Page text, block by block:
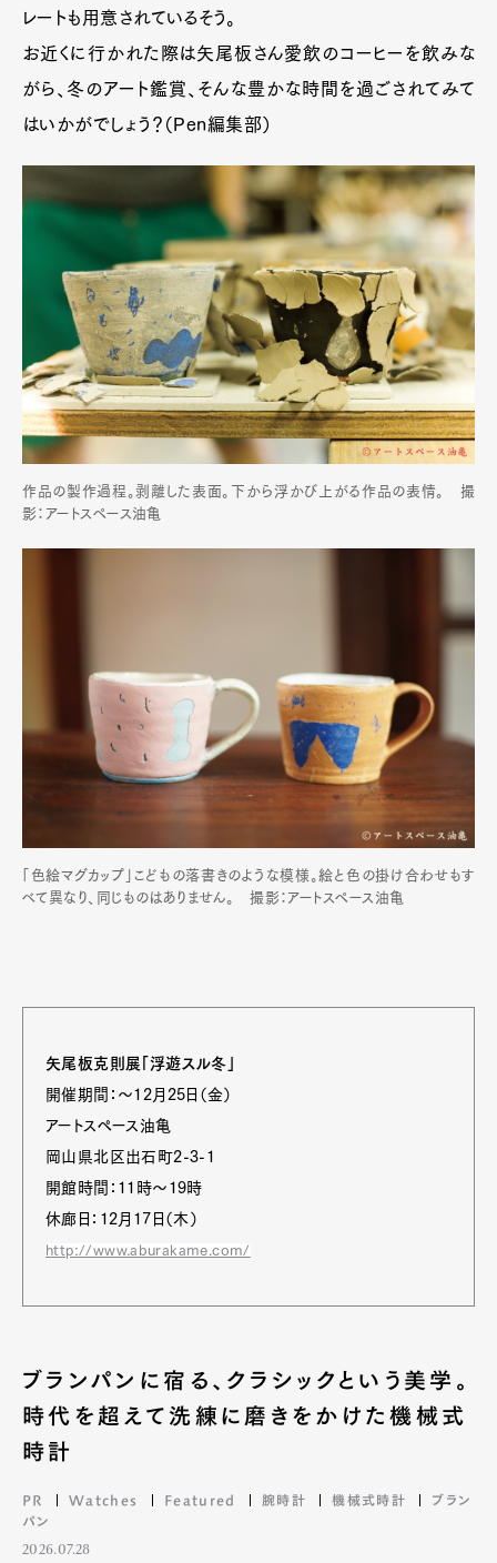
レートも用意されているそう。
お近くに行かれた際は矢尾板さん愛飲のコーヒーを飲みな
がら、冬のアート鑑賞、そんな豊かな時間を過ごされてみて
はいかがでしょう？（Pen編集部）
作品の製作過程。剥離した表面。下から浮かび上がる作品の表情。 撮
影：アートスペース油亀
「色絵マグカップ」こどもの落書きのような模様。絵と色の掛け合わせもす
べて異なり、同じものはありません。 撮影：アートスペース油亀
矢尾板克則展「浮遊スル冬」
開催期間：～12月25日（金）
アートスペース油亀
岡山県北区出石町2-3-1
開館時間：11時～19時
休廊日：12月17日（木）
http://www.aburakame.com/
ブランパンに宿る、クラシックという美学。
時代を超えて洗練に磨きをかけた機械式
時計
PR Watches Featured 腕時計 機械式時計
ブラン
パン
2026.07.28